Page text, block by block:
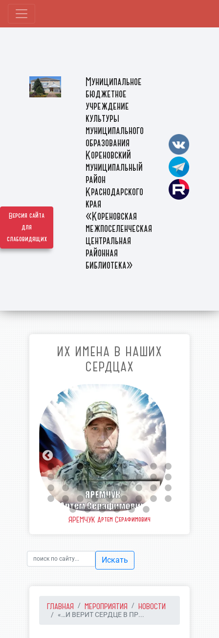
Версия сайта
для
слабовидящих
Муниципальное
бюджетное
учреждение
культуры
муниципального
образования
Кореновский
муниципальный
район
Краснодарского
края
«Кореновская
межпоселенческая
центральная
районная
библиотека»
ИХ ИМЕНА В НАШИХ
СЕРДЦАХ
ЯРЕМЧУК Артем Серафимович
Искать
ГЛАВНАЯ МЕРОПРИЯТИЯ НОВОСТИ
«…И ВЕРИТ СЕРДЦЕ В ПР...